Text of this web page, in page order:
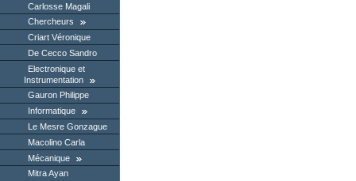
Carlosse Magali
Chercheurs
Criart Véronique
De Cecco Sandro
Electronique et
Instrumentation
Gauron Philippe
Informatique
Le Mesre Gonzague
Macolino Carla
Mécanique
Mitra Ayan